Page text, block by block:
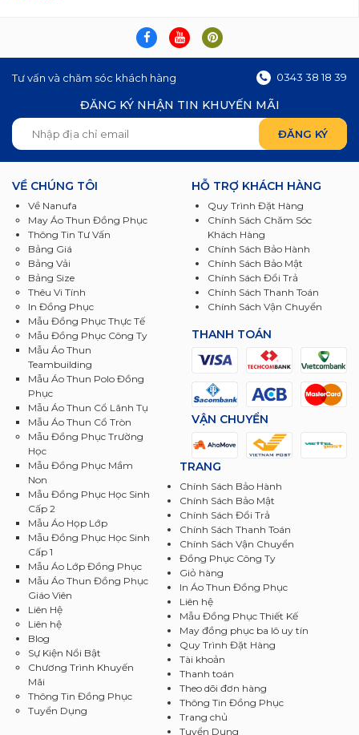
Tư vấn và chăm sóc khách hàng 0343 38 18 39
ĐĂNG KÝ NHẬN TIN KHUYẾN MÃI
VỀ CHÚNG TÔI
Về Nanufa
May Áo Thun Đồng Phục
Thông Tin Tư Vấn
Bảng Giá
Bảng Vải
Bảng Size
Thêu Vi Tính
In Đồng Phục
Mẫu Đồng Phục Thực Tế
Mẫu Đồng Phục Công Ty
Mẫu Áo Thun
Teambuilding
Mẫu Áo Thun Polo Đồng
Phục
Mẫu Áo Thun Cổ Lãnh Tụ
Mẫu Áo Thun Cổ Tròn
Mẫu Đồng Phục Trường
Học
Mẫu Đồng Phục Mầm
Non
Mẫu Đồng Phục Học Sinh
Cấp 2
Mẫu Áo Họp Lớp
Mẫu Đồng Phục Học Sinh
Cấp 1
Mẫu Áo Lớp Đồng Phục
Mẫu Áo Thun Đồng Phục
Giáo Viên
Liên Hệ
Liên hệ
Blog
Sự Kiện Nổi Bật
Chương Trình Khuyến
Mãi
Thông Tin Đồng Phục
Tuyển Dụng
HỖ TRỢ KHÁCH HÀNG
Quy Trình Đặt Hàng
Chính Sách Chăm Sóc
Khách Hàng
Chính Sách Bảo Hành
Chính Sách Bảo Mật
Chính Sách Đổi Trả
Chính Sách Thanh Toán
Chính Sách Vận Chuyển
THANH TOÁN
VẬN CHUYỂN
TRANG
Chính Sách Bảo Hành
Chính Sách Bảo Mật
Chính Sách Đổi Trả
Chính Sách Thanh Toán
Chính Sách Vận Chuyển
Đồng Phục Công Ty
Giỏ hàng
In Áo Thun Đồng Phục
Liên hệ
Mẫu Đồng Phục Thiết Kế
May đồng phục ba lô uy tín
Quy Trình Đặt Hàng
Tài khoản
Thanh toán
Theo dõi đơn hàng
Thông Tin Đồng Phục
Trang chủ
Tuyển Dụng